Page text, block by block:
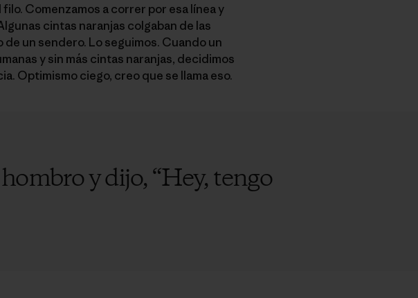
Comenzamos a correr por esa línea y
cintas naranjas colgaban de las
un sendero. Lo seguimos. Cuando un
y sin más cintas naranjas, decidimos
Optimismo ciego, creo que se llama eso.
y dijo, “Hey, tengo